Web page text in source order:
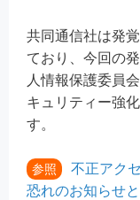
共同通信社は発
ており、今回の
人情報保護委員
キュリティー強
す。
参照
不正アク
恐れのお知らせ